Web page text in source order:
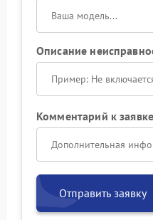
Описание
Комментарий к
Отправить заявку